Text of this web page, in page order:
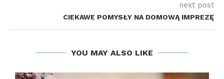
next post
CIEKAWE POMYSŁY NA DOMOWĄ IMPREZĘ
YOU MAY ALSO LIKE